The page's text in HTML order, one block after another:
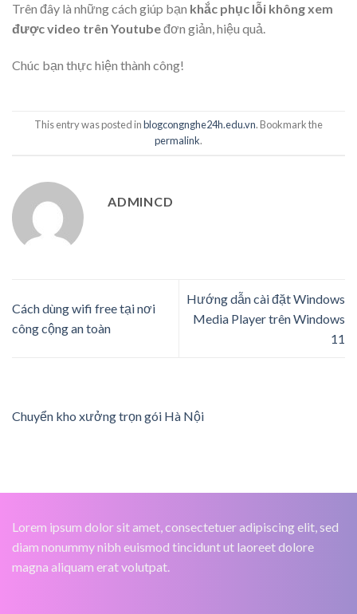
Trên đây là những cách giúp bạn khắc phục lỗi không xem
được video trên Youtubeđơn giản, hiệu quả.
Chúc bạn thực hiện thành công!
This entry was posted inblogcongnghe24h.edu.vn. Bookmark the
permalink.
ADMINCD
Cách dùng wifi free tại nơi
công cộng an toàn
Hướng dẫn cài đặt Windows
Media Player trên Windows
11
Chuyển kho xưởng trọn gói Hà Nội
Lorem ipsum dolor sit amet, consectetuer adipiscing elit, sed
diam nonummy nibh euismod tincidunt ut laoreet dolore
magna aliquam erat volutpat.